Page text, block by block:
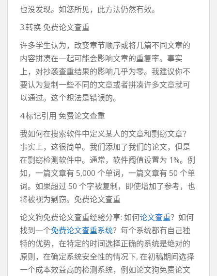
也没发现。如您所见，此方法仍然有效。
3.转换 免费论文查重
许多学生认为，改变章节顺序或将几篇不同文章的
内容拼凑在一起可能会影响文章的重复率。事实
上，对抄袭查重结果的影响几乎为零。我建议你不
要认为复制一些不同的文章或者拼凑许多文章就可
以通过。这个想法是错误的。
4.标记引用 免费论文查重
我如何在搜索软件中定义某人的文章和剽窃文章？
事实上，这很简单。我们添加了我们的论文，但是
在剽窃检测软件中。通常，软件阈值设置为 1%。例
如，一篇文章有 5,000 个单词，一篇文章有 50 个单
词。如果超过 50 个字被复制，即使增加了参考，也
将被视为剽窃。免费论文查重
论文狗免费论文查重经验分享: 如何论文查重？如何
找到一个免费论文查重系统？每个系统都有自己独
特的优势，在特定的时间选择正确的系统是绝对的
原则，在确定系统安全性的情况下, 在初稿期间选择
一个成本效益高的检测系统，例如论文狗免费论文